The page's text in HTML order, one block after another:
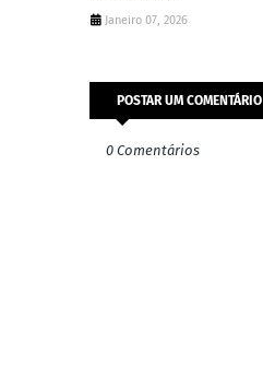
Janeiro 07, 2026
POSTAR UM COMENTÁRIO
0 Comentários